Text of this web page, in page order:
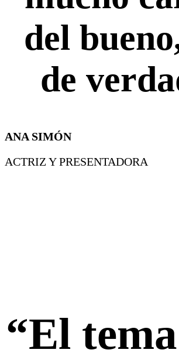
del
de
ANA SIMÓN
ACTRIZ Y PRESENTADORA
“El